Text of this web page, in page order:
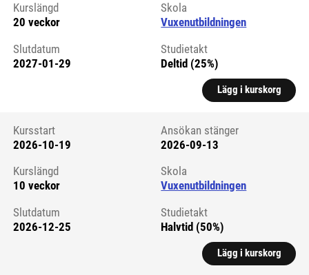
Kurslängd
20 veckor
Skola
Vuxenutbildningen
Slutdatum
2027-01-29
Studietakt
Deltid (25%)
Lägg i kurskorg
Kursstart 6326530
Kursstart
2026-10-19
Ansökan stänger
2026-09-13
Kurslängd
10 veckor
Skola
Vuxenutbildningen
Slutdatum
2026-12-25
Studietakt
Halvtid (50%)
Lägg i kurskorg